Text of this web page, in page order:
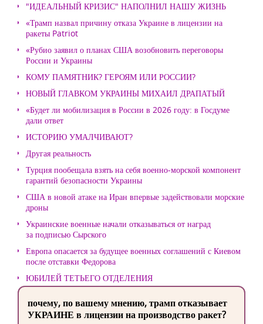
"ИДЕАЛЬНЫЙ КРИЗИС" НАПОЛНИЛ НАШУ ЖИЗНЬ
«Трамп назвал причину отказа Украине в лицензии на
ракеты Patriot
«Рубио заявил о планах США возобновить переговоры
России и Украины
КОМУ ПАМЯТНИК? ГЕРОЯМ ИЛИ РОССИИ?
НОВЫЙ ГЛАВКОМ УКРАИНЫ МИХАИЛ ДРАПАТЫЙ
«Будет ли мобилизация в России в 2026 году: в Госдуме
дали ответ
ИСТОРИЮ УМАЛЧИВАЮТ?
Другая реальность
Турция пообещала взять на себя военно-морской компонент
гарантий безопасности Украины
США в новой атаке на Иран впервые задействовали морские
дроны
Украинские военные начали отказываться от наград
за подписью Сырского
Европа опасается за будущее военных соглашений с Киевом
после отставки Федорова
ЮБИЛЕЙ ТЕТЬЕГО ОТДЕЛЕНИЯ
почему, по вашему мнению, трамп отказывает
УКРАИНЕ в лицензии на производство ракет?